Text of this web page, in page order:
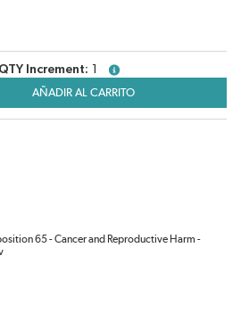
QTY Increment
more info
AÑADIR AL CARRITO
65 - Cancer and Reproductive Harm -